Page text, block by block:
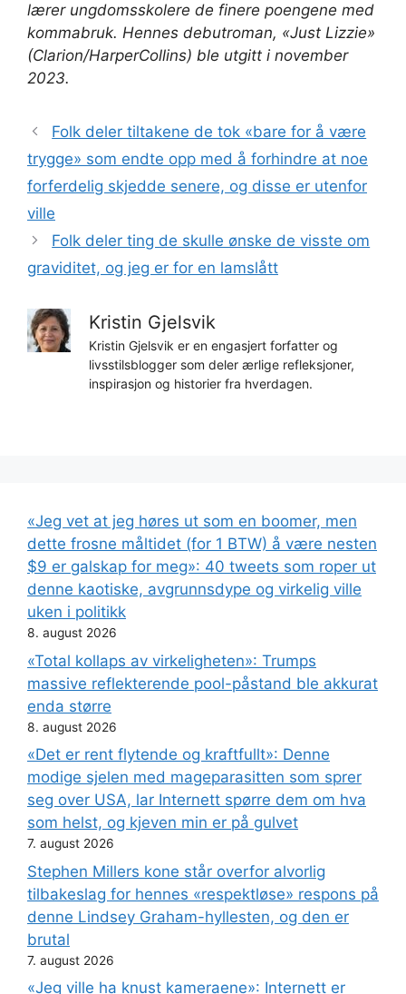
lærer ungdomsskolere de finere poengene med
kommabruk. Hennes debutroman, «Just Lizzie»
(Clarion/HarperCollins) ble utgitt i november
2023.
Folk deler tiltakene de tok «bare for å være
trygge» som endte opp med å forhindre at noe
forferdelig skjedde senere, og disse er utenfor
ville
Folk deler ting de skulle ønske de visste om
graviditet, og jeg er for en lamslått
Kristin Gjelsvik
Kristin Gjelsvik er en engasjert forfatter og
livsstilsblogger som deler ærlige refleksjoner,
inspirasjon og historier fra hverdagen.
«Jeg vet at jeg høres ut som en boomer, men
dette frosne måltidet (for 1 BTW) å være nesten
$9 er galskap for meg»: 40 tweets som roper ut
denne kaotiske, avgrunnsdype og virkelig ville
uken i politikk
8. august 2026
«Total kollaps av virkeligheten»: Trumps
massive reflekterende pool-påstand ble akkurat
enda større
8. august 2026
«Det er rent flytende og kraftfullt»: Denne
modige sjelen med mageparasitten som sprer
seg over USA, lar Internett spørre dem om hva
som helst, og kjeven min er på gulvet
7. august 2026
Stephen Millers kone står overfor alvorlig
tilbakeslag for hennes «respektløse» respons på
denne Lindsey Graham-hyllesten, og den er
brutal
7. august 2026
«Jeg ville ha knust kameraene»: Internett er